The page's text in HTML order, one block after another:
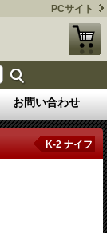
PCサイト
お問い合わせ
K-2 ナイフ